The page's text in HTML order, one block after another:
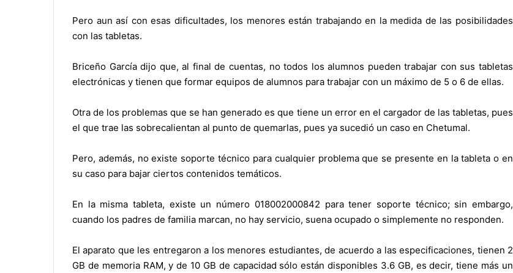
Pero aun así con esas dificultades, los menores están trabajando en la medida de las posibilidades
con las tabletas.
Briceño García dijo que, al final de cuentas, no todos los alumnos pueden trabajar con sus tabletas
electrónicas y tienen que formar equipos de alumnos para trabajar con un máximo de 5 o 6 de ellas.
Otra de los problemas que se han generado es que tiene un error en el cargador de las tabletas, pues
el que trae las sobrecalientan al punto de quemarlas, pues ya sucedió un caso en Chetumal.
Pero, además, no existe soporte técnico para cualquier problema que se presente en la tableta o en
su caso para bajar ciertos contenidos temáticos.
En la misma tableta, existe un número 018002000842 para tener soporte técnico; sin embargo,
cuando los padres de familia marcan, no hay servicio, suena ocupado o simplemente no responden.
El aparato que les entregaron a los menores estudiantes, de acuerdo a las especificaciones, tienen 2
GB de memoria RAM, y de 10 GB de capacidad sólo están disponibles 3.6 GB, es decir, tiene más un